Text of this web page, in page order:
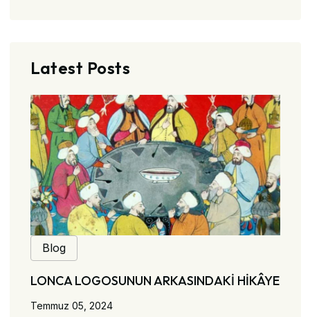
Latest Posts
Blog
LONCA LOGOSUNUN ARKASINDAKİ HİKÂYE
Temmuz 05, 2024